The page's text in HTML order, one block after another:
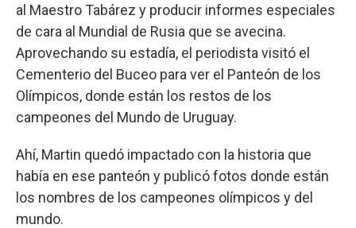
al Maestro Tabárez y producir informes especiales
de cara al Mundial de Rusia que se avecina.
Aprovechando su estadía, el periodista visitó el
Cementerio del Buceo para ver el Panteón de los
Olímpicos, donde están los restos de los
campeones del Mundo de Uruguay.
Ahí, Martin quedó impactado con la historia que
había en ese panteón y publicó fotos donde están
los nombres de los campeones olímpicos y del
mundo.